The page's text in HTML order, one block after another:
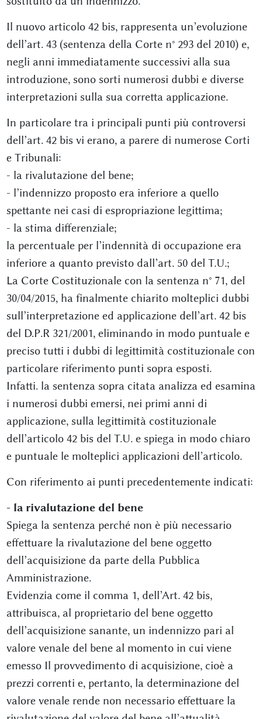
Il nuovo articolo 42 bis, rappresenta un’evoluzione
dell’art. 43 (sentenza della Corte n° 293 del 2010) e,
negli anni immediatamente successivi alla sua
introduzione, sono sorti numerosi dubbi e diverse
interpretazioni sulla sua corretta applicazione.
In particolare tra i principali punti più controversi
dell’art. 42 bis vi erano, a parere di numerose Corti
e Tribunali:
- la rivalutazione del bene;
- l’indennizzo proposto era inferiore a quello
spettante nei casi di espropriazione legittima;
- la stima differenziale;
la percentuale per l’indennità di occupazione era
inferiore a quanto previsto dall’art. 50 del T.U.;
La Corte Costituzionale con la sentenza n° 71, del
30/04/2015, ha finalmente chiarito molteplici dubbi
sull’interpretazione ed applicazione dell’art. 42 bis
del D.P.R 321/2001, eliminando in modo puntuale e
preciso tutti i dubbi di legittimità costituzionale con
particolare riferimento punti sopra esposti.
Infatti. la sentenza sopra citata analizza ed esamina
i numerosi dubbi emersi, nei primi anni di
applicazione, sulla legittimità costituzionale
dell’articolo 42 bis del T.U. e spiega in modo chiaro
e puntuale le molteplici applicazioni dell’articolo.
Con riferimento ai punti precedentemente indicati:
- la rivalutazione del bene
Spiega la sentenza perché non è più necessario
effettuare la rivalutazione del bene oggetto
dell’acquisizione da parte della Pubblica
Amministrazione.
Evidenzia come il comma 1, dell’Art. 42 bis,
attribuisca, al proprietario del bene oggetto
dell’acquisizione sanante, un indennizzo pari al
valore venale del bene al momento in cui viene
emesso Il provvedimento di acquisizione, cioè a
prezzi correnti e, pertanto, la determinazione del
valore venale rende non necessario effettuare la